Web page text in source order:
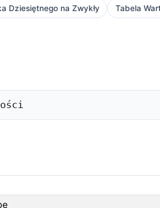
Dziesiętnego na Zwykły Tabela